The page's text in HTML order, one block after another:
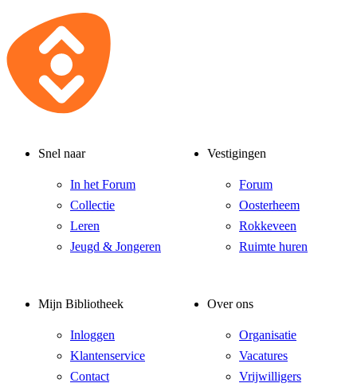
Snel naar
In het Forum
Collectie
Leren
Jeugd & Jongeren
Vestigingen
Forum
Oosterheem
Rokkeveen
Ruimte huren
Mijn Bibliotheek
Inloggen
Klantenservice
Contact
Over ons
Organisatie
Vacatures
Vrijwilligers